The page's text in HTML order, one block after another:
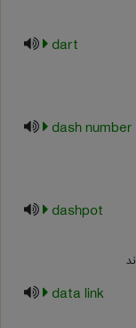
dart
dash number
dashpot
data link